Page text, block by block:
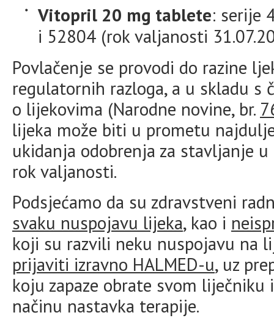
Vitopril 20 mg tablete: serije
i 52804 (rok valjanosti
Povlačenje se provodi do razine
regulatornih razloga, a u skladu s
o lijekovima (Narodne novine, br.
lijeka može biti u prometu
ukidanja odobrenja za stavljanje
rok valjanosti.
Podsjećamo da su zdravstveni
svaku nuspojavu lijeka, kao i
koji su razvili neku nuspojavu na
prijaviti izravno HALMED-u, uz
koju zapaze obrate svom
načinu nastavka terapije.